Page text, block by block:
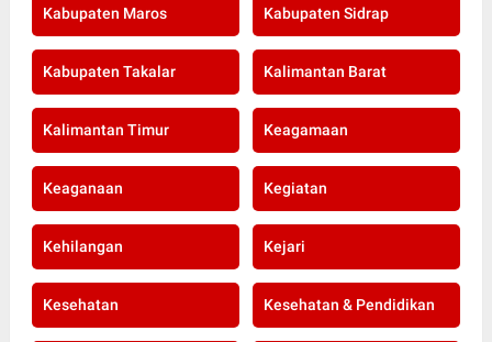
Kabupaten Maros Kabupaten Sidrap
Kabupaten Takalar Kalimantan Barat
Kalimantan Timur Keagamaan
Keaganaan Kegiatan
Kehilangan Kejari
Kesehatan Kesehatan & Pendidikan